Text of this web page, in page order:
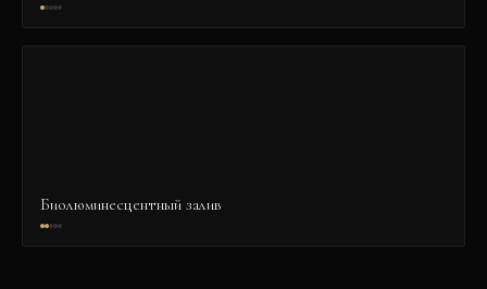
Биолюминесцентный залив